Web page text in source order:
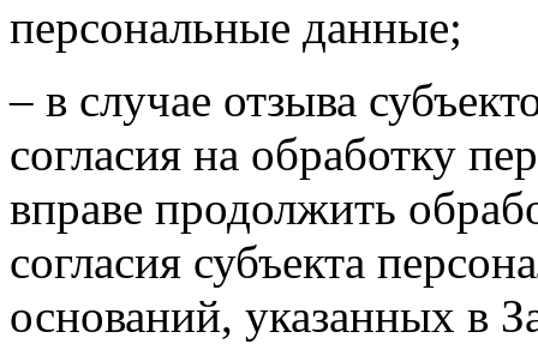
персональные данные;
– в случае отзыва
согласия на обработку
вправе продолжить
согласия субъекта
оснований, указанных в